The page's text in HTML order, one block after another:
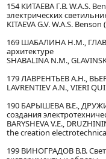
154 КИТАЕВА Г.В. W.A.S.
электрических
KITAEVA G.V. W.A.S.
169 ШАБАЛИНА Н.М.,
архитектуре
SHABALINA N.M.,
179 ЛАВРЕНТЬЕВ А.Н.,
LAVRENTIEV A.N., VIERI
190 БАРЫШЕВА В.Е.,
создания
BARYSHEVA V.E.,
the creation
199 ВИНОГРАДОВ В.В.